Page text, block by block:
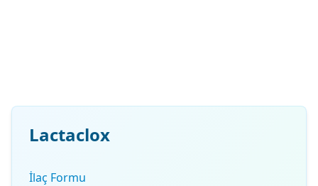
Lactaclox
İlaç Formu